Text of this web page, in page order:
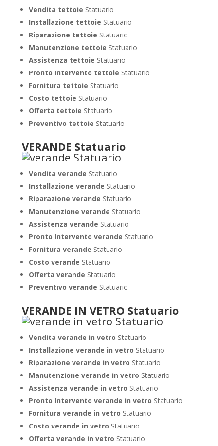
Vendita tettoie Statuario
Installazione tettoie Statuario
Riparazione tettoie Statuario
Manutenzione tettoie Statuario
Assistenza tettoie Statuario
Pronto Intervento tettoie Statuario
Fornitura tettoie Statuario
Costo tettoie Statuario
Offerta tettoie Statuario
Preventivo tettoie Statuario
VERANDE Statuario
Vendita verande Statuario
Installazione verande Statuario
Riparazione verande Statuario
Manutenzione verande Statuario
Assistenza verande Statuario
Pronto Intervento verande Statuario
Fornitura verande Statuario
Costo verande Statuario
Offerta verande Statuario
Preventivo verande Statuario
VERANDE IN VETRO Statuario
Vendita verande in vetro Statuario
Installazione verande in vetro Statuario
Riparazione verande in vetro Statuario
Manutenzione verande in vetro Statuario
Assistenza verande in vetro Statuario
Pronto Intervento verande in vetro Statuario
Fornitura verande in vetro Statuario
Costo verande in vetro Statuario
Offerta verande in vetro Statuario